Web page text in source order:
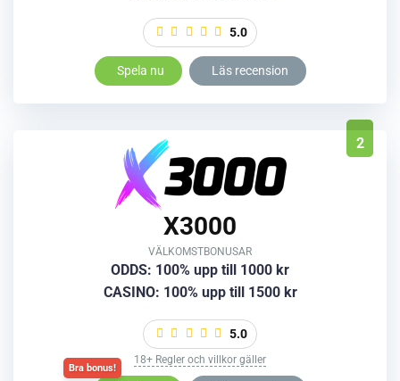
5.0
Spela nu Läs recension
2
X3000
VÄLKOMSTBONUSAR
ODDS: 100% upp till 1000 kr
CASINO: 100% upp till 1500 kr
5.0
18+ Regler och villkor gäller